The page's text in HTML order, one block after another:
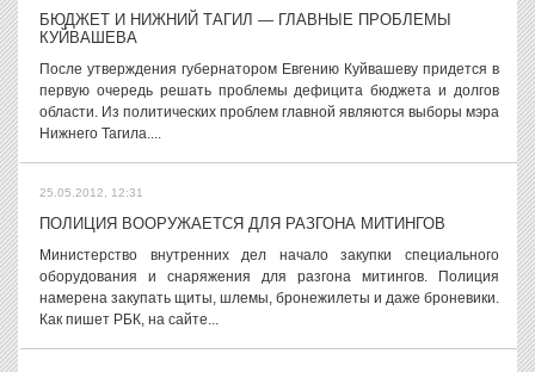
БЮДЖЕТ И НИЖНИЙ ТАГИЛ — ГЛАВНЫЕ ПРОБЛЕМЫ
КУЙВАШЕВА
После утверждения губернатором Евгению Куйвашеву придется в
первую очередь решать проблемы дефицита бюджета и долгов
области. Из политических проблем главной являются выборы мэра
Нижнего Тагила....
25.05.2012, 12:31
ПОЛИЦИЯ ВООРУЖАЕТСЯ ДЛЯ РАЗГОНА МИТИНГОВ
Министерство внутренних дел начало закупки специального
оборудования и снаряжения для разгона митингов. Полиция
намерена закупать щиты, шлемы, бронежилеты и даже броневики.
Как пишет РБК, на сайте...